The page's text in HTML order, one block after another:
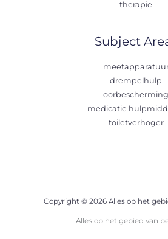
therapie
Subject
drempelhulp
oorbescherming
medicatie
toiletverhoger
Copyright © 2026 Alles op het
Alles op het gebied van